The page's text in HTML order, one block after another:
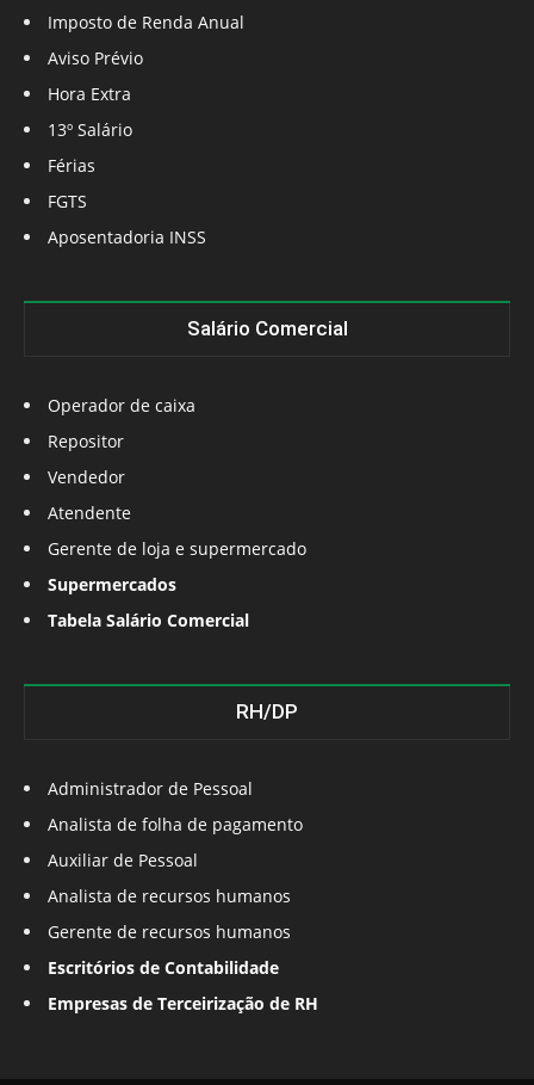
Imposto de Renda Anual
Aviso Prévio
Hora Extra
13º Salário
Férias
FGTS
Aposentadoria INSS
Salário Comercial
Operador de caixa
Repositor
Vendedor
Atendente
Gerente de loja e supermercado
Supermercados
Tabela Salário Comercial
RH/DP
Administrador de Pessoal
Analista de folha de pagamento
Auxiliar de Pessoal
Analista de recursos humanos
Gerente de recursos humanos
Escritórios de Contabilidade
Empresas de Terceirização de RH